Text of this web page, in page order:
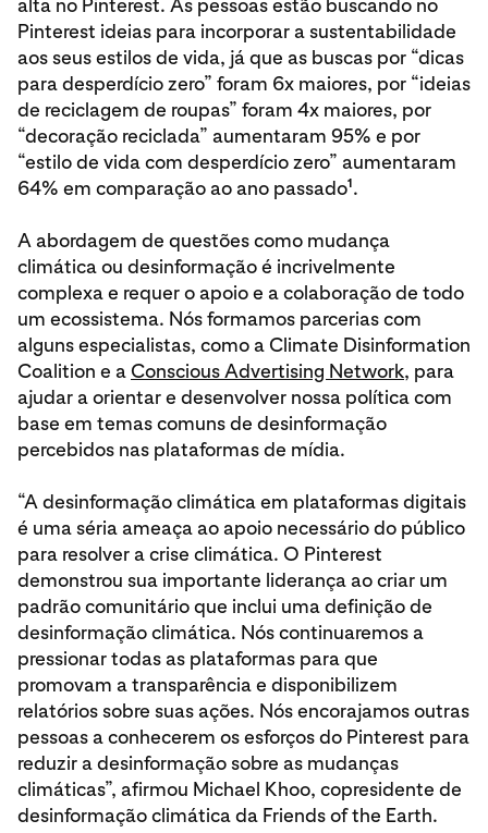
alta no Pinterest. As pessoas estão buscando no
Pinterest ideias para incorporar a sustentabilidade
aos seus estilos de vida, já que as buscas por “dicas
para desperdício zero” foram 6x maiores, por “ideias
de reciclagem de roupas” foram 4x maiores, por
“decoração reciclada” aumentaram 95% e por
“estilo de vida com desperdício zero” aumentaram
64% em comparação ao ano passado1.
A abordagem de questões como mudança
climática ou desinformação é incrivelmente
complexa e requer o apoio e a colaboração de todo
um ecossistema. Nós formamos parcerias com
alguns especialistas, como a Climate Disinformation
Coalition e a Conscious Advertising Network, para
ajudar a orientar e desenvolver nossa política com
base em temas comuns de desinformação
percebidos nas plataformas de mídia.
“A desinformação climática em plataformas digitais
é uma séria ameaça ao apoio necessário do público
para resolver a crise climática. O Pinterest
demonstrou sua importante liderança ao criar um
padrão comunitário que inclui uma definição de
desinformação climática. Nós continuaremos a
pressionar todas as plataformas para que
promovam a transparência e disponibilizem
relatórios sobre suas ações. Nós encorajamos outras
pessoas a conhecerem os esforços do Pinterest para
reduzir a desinformação sobre as mudanças
climáticas”, afirmou Michael Khoo, copresidente de
desinformação climática da Friends of the Earth.